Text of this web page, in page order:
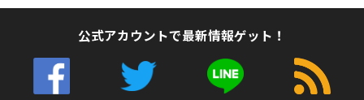
公式アカウントで最新情報ゲット！